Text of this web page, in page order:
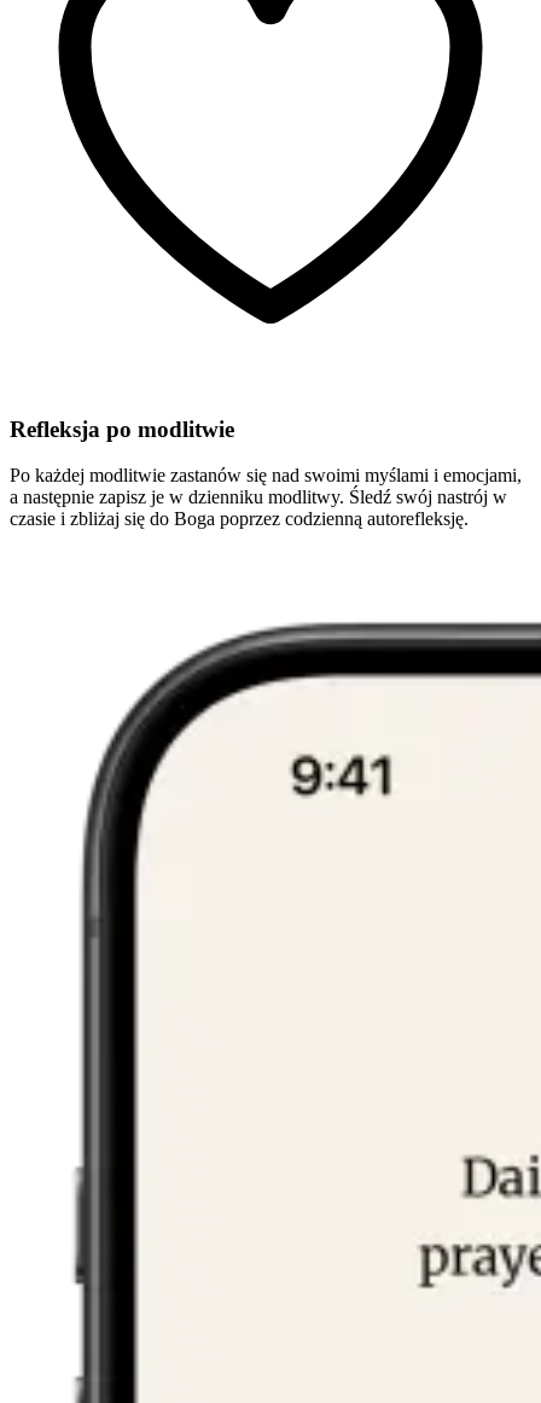
Refleksja po modlitwie
Po każdej modlitwie zastanów się nad swoimi myślami i emocjami,
a następnie zapisz je w dzienniku modlitwy. Śledź swój nastrój w
czasie i zbliżaj się do Boga poprzez codzienną autorefleksję.